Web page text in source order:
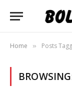
Home » Posts